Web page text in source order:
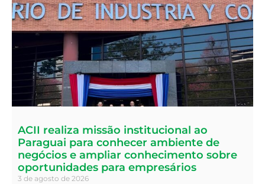
ACII realiza missão institucional ao
Paraguai para conhecer ambiente de
negócios e ampliar conhecimento sobre
oportunidades para empresários
3 de agosto de 2026